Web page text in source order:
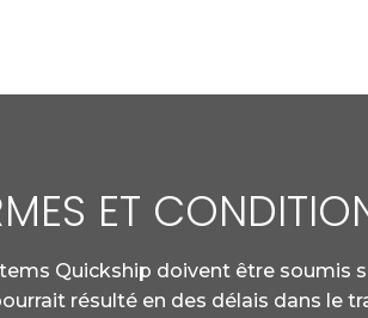
ET
Quickship doivent être soumis
résulté en des délais dans le